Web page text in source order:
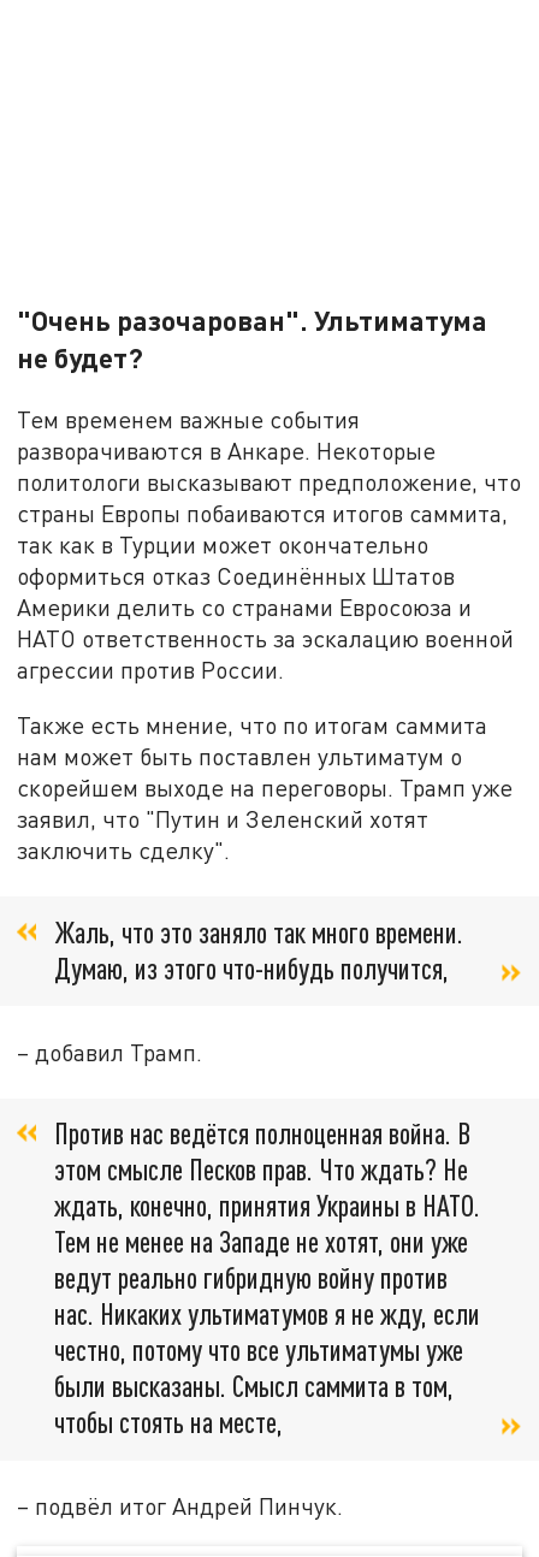
"Очень разочарован". Ультиматума
не будет?
Тем временем важные события
разворачиваются в Анкаре. Некоторые
политологи высказывают предположение, что
страны Европы побаиваются итогов саммита,
так как в Турции может окончательно
оформиться отказ Соединённых Штатов
Америки делить со странами Евросоюза и
НАТО ответственность за эскалацию военной
агрессии против России.
Также есть мнение, что по итогам саммита
нам может быть поставлен ультиматум о
скорейшем выходе на переговоры. Трамп уже
заявил, что "Путин и Зеленский хотят
заключить сделку".
Жаль, что это заняло так много времени.
Думаю, из этого что-нибудь получится,
– добавил Трамп.
Против нас ведётся полноценная война. В
этом смысле Песков прав. Что ждать? Не
ждать, конечно, принятия Украины в НАТО.
Тем не менее на Западе не хотят, они уже
ведут реально гибридную войну против
нас. Никаких ультиматумов я не жду, если
честно, потому что все ультиматумы уже
были высказаны. Смысл саммита в том,
чтобы стоять на месте,
– подвёл итог Андрей Пинчук.